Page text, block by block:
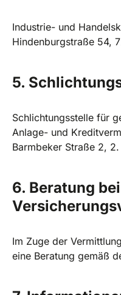
Industrie- und
Hindenburgstraße 54,
5.
Schlichtungsstelle für
Anlage- und
Barmbeker Straße 2,
6. Beratung
Im Zuge der
eine Beratung gemäß